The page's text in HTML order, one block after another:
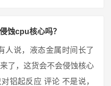
蚀cpu核心吗？
人说，液态金属时间长了
了，这货会不会侵蚀核心
铝起反应 评论 不是说，